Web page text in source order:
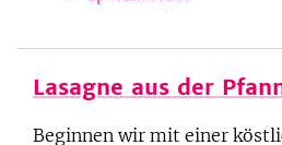
Lasagne aus der
Beginnen wir mit einer